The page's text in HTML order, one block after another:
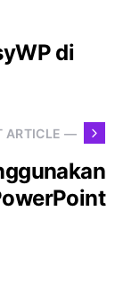
di
ARTICLE —